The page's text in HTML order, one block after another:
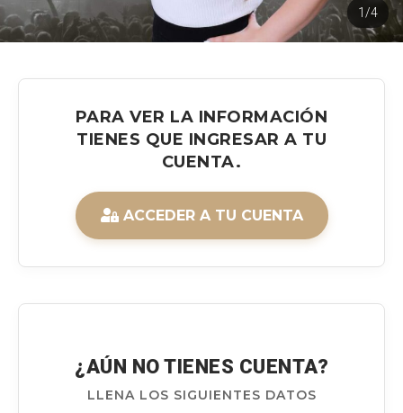
1/4
PARA VER LA INFORMACIÓN
TIENES QUE INGRESAR A TU
CUENTA.
ACCEDER A TU CUENTA
¿AÚN NO TIENES CUENTA?
LLENA LOS SIGUIENTES DATOS